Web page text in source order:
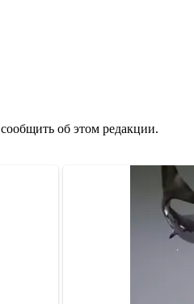
об этом редакции.